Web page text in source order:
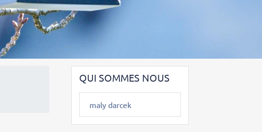
QUI SOMMES NOUS
maly darcek